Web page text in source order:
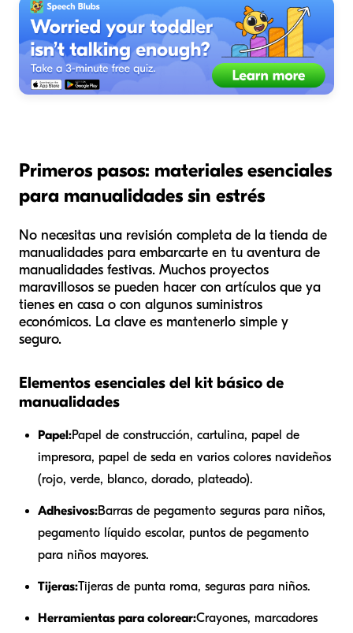
Primeros pasos: materiales esenciales
para manualidades sin estrés
No necesitas una revisión completa de la tienda de
manualidades para embarcarte en tu aventura de
manualidades festivas. Muchos proyectos
maravillosos se pueden hacer con artículos que ya
tienes en casa o con algunos suministros
económicos. La clave es mantenerlo simple y
seguro.
Elementos esenciales del kit básico de
manualidades
Papel:Papel de construcción, cartulina, papel de
impresora, papel de seda en varios colores navideños
(rojo, verde, blanco, dorado, plateado).
Adhesivos:Barras de pegamento seguras para niños,
pegamento líquido escolar, puntos de pegamento
para niños mayores.
Tijeras:Tijeras de punta roma, seguras para niños.
Herramientas para colorear:Crayones, marcadores